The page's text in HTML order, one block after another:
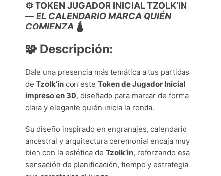
⚙️ TOKEN JUGADOR INICIAL TZOLK’IN
—EL CALENDARIO MARCA QUIÉN
COMIENZA 🛕
🧩 Descripción:
Dale una presencia más temática a tus partidas
de Tzolk’in con este Token de Jugador Inicial
impreso en 3D, diseñado para marcar de forma
clara y elegante quién inicia la ronda.
Su diseño inspirado en engranajes, calendario
ancestral y arquitectura ceremonial encaja muy
bien con la estética de Tzolk’in, reforzando esa
sensación de planificación, tiempo y estrategia